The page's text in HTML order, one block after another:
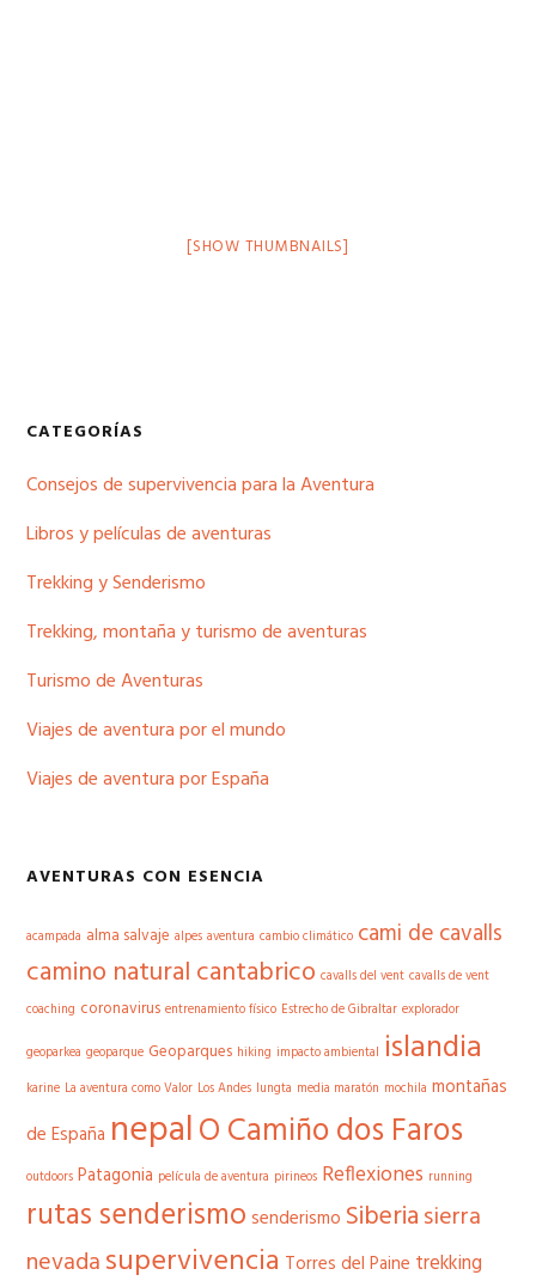
[SHOW THUMBNAILS]
Barra
lateral
principal
CATEGORÍAS
Consejos de supervivencia para la Aventura
Libros y películas de aventuras
Trekking y Senderismo
Trekking, montaña y turismo de aventuras
Turismo de Aventuras
Viajes de aventura por el mundo
Viajes de aventura por España
AVENTURAS CON ESENCIA
acampada alma salvaje alpes aventura cambio climático cami de cavalls
camino natural cantabrico cavalls del vent cavalls de vent
coaching coronavirus entrenamiento físico Estrecho de Gibraltar explorador
geoparkea geoparque Geoparques hiking impacto ambiental islandia
karine La aventura como Valor Los Andes lungta media maratón mochila montañas
de España nepalO Camiño dos Faros
outdoors Patagonia película de aventura pirineos Reflexiones running
rutas senderismo senderismo Siberiasierra
nevadasupervivencia Torres del Paine trekking